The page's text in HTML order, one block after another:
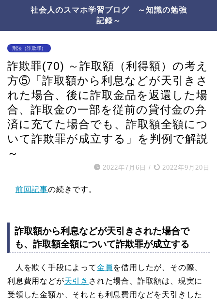
社会人のスマホ学習ブログ ～知識の勉強
記録～
刑法（詐欺罪）
詐欺罪(70) ～詐取額（利得額）の考え
方⑤「詐取額から利息などが天引きさ
れた場合、後に詐取金品を返還した場
合、詐取金の一部を従前の貸付金の弁
済に充てた場合でも、詐取額全額につ
いて詐欺罪が成立する」を判例で解説
～
2022年7月6日 / 2022年9月20日
前回記事の続きです。
詐取額から利息などが天引きされた場合で
も、詐取額全額について詐欺罪が成立する
人を欺く手段によって金員 を借用したが、その際、
利息費用などが天引き された場合、詐取額は、現実に
受領した金額か、それとも利息費用などを天引きした